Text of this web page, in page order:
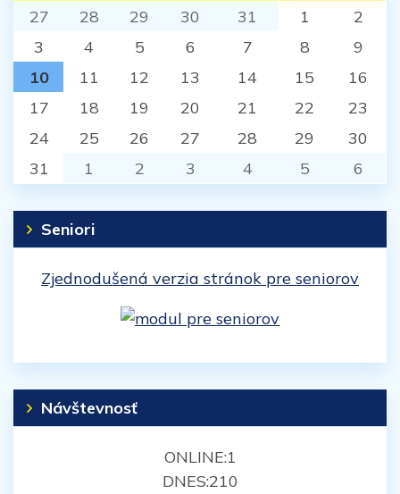
27
28 29 30 31 1
2
3
4 5 6 7 8
9
10
11 12 13 14 15
16
17
18 19 20 21 22
23
24
25 26 27 28 29
30
31
1 2 3 4 5 6
Seniori
Zjednodušená verzia stránok pre seniorov
Návštevnosť
ONLINE:1
DNES:210